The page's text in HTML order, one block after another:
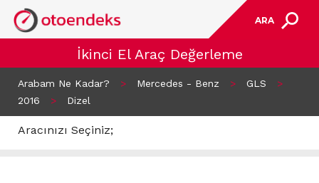
ARA
İkinci El Araç Değerleme
Arabam Ne Kadar? > Mercedes - Benz > GLS
>
2016
> Dizel
Aracınızı Seçiniz;